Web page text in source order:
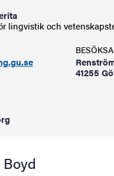
lingvistik och
41255